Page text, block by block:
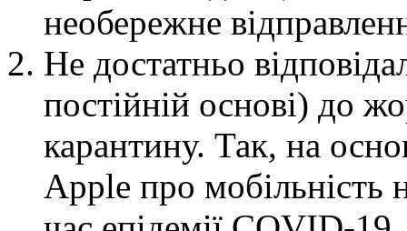
необережне
Не достатньо
постійній основі) до
карантину. Так, на
Apple про мобільність